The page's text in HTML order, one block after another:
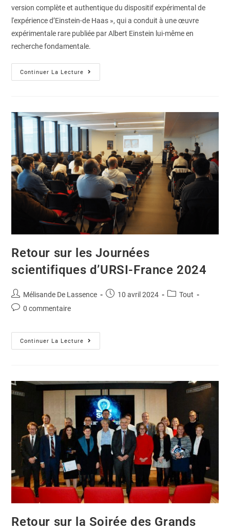
version complète et authentique du dispositif expérimental de
l'expérience d’Einstein-de Haas », qui a conduit à une œuvre
expérimentale rare publiée par Albert Einstein lui-même en
recherche fondamentale.
Continuer La Lecture
Retour sur les Journées
scientifiques d’URSI-France 2024
Mélisande De Lassence 10 avril 2024
Tout
0 commentaire
Continuer La Lecture
Retour sur la Soirée des Grands